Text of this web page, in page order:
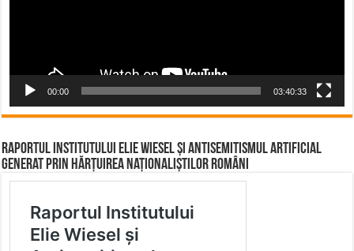
00:00 03:40:33
Raportul Institutului Elie Wiesel și Antisemitismul Artificial
Generat prin Hărțuirea Naționaliștilor Români